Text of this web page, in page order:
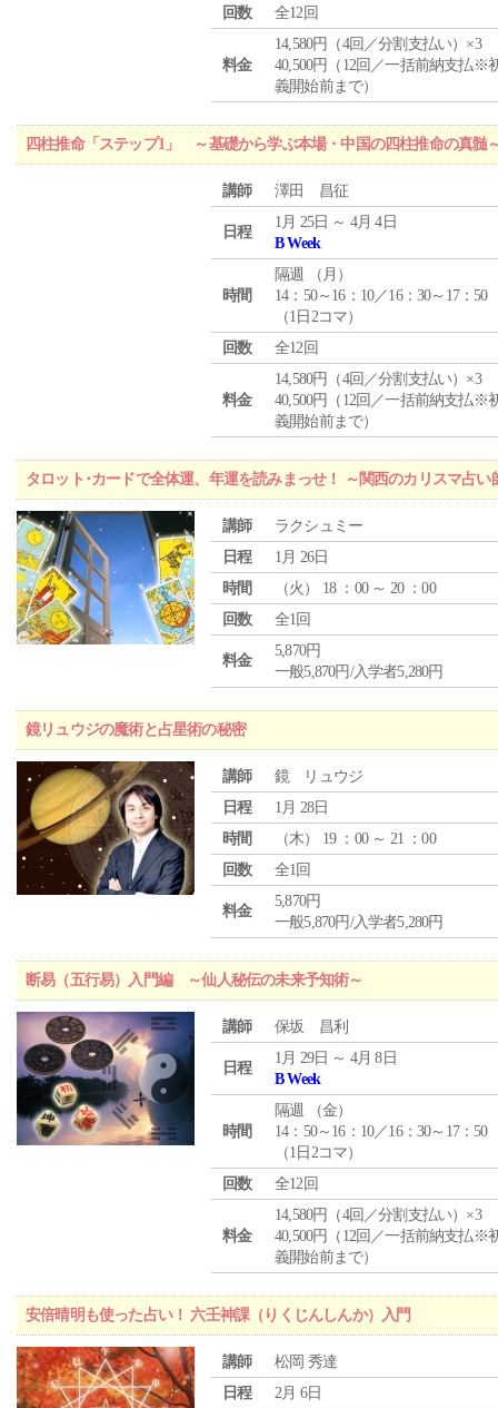
回数 全12回
料金
14,580円（4回／分割支払い）×3
40,500円（12回／一括前納支払※
義開始前まで）
四柱推命「ステップ1」 ～基礎から学ぶ本場・中国の四柱推命の真髄
講師 澤田 昌征
日程
1月 25日 ～ 4月 4日
B Week
時間
隔週 （ 月 ）
14：50～16：10／16：30～17：50
（1日2コマ）
回数
全12回
料金
14,580円（4回／分割支払い）×3
40,500円（12回／一括前納支払※
義開始前まで）
タロット･カードで全体運、年運を読みまっせ！ ～関西のカリスマ占
講師
ラクシュミー
日程
1月 26日
時間
（火 ） 18 ：00 ～ 20 ：00
回数
全1回
料金
5,870円
一般5,870円/入学者5,280円
鏡リュウジの魔術と占星術の秘密
講師
鏡 リュウジ
日程
1月 28日
時間
（木） 19 ：00 ～ 21 ：00
回数
全1回
料金
5,870円
一般5,870円/入学者5,280円
断易（五行易）入門編 ～仙人秘伝の未来予知術～
講師 保坂 昌利
日程
1月 29日 ～ 4月 8日
B Week
時間
隔週 （金）
14：50～16：10／16：30～17：50
（1日2コマ）
回数
全12回
料金
14,580円（4回／分割支払い）×3
40,500円（12回／一括前納支払※
義開始前まで）
安倍晴明も使った占い！ 六壬神課（りくじんしんか）入門
講師
松岡 秀達
日程
2月 6日